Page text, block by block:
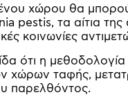
χώρου θα
pestis, τα αίτια
κοινωνίες
ότι η
χώρων ταφής,
παρελθόντος.